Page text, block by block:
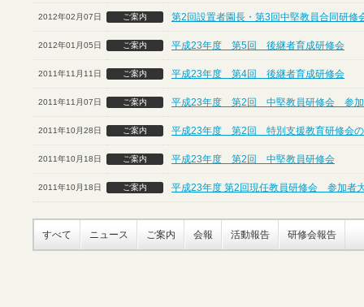
2012年02月07日 ご案内 第2回設置者園長・第3回中堅教員合同研修
2012年01月05日 ご案内 平成23年度 第5回 後継者育成研修会
2011年11月11日 ご案内 平成23年度 第4回 後継者育成研修会
2011年11月07日 ご案内 平成23年度 第2回 中堅教員研修会 参加
2011年10月28日 ご案内 平成23年度 第2回 特別支援教育研修会
2011年10月18日 ご案内 平成23年度 第2回 中堅教員研修会
2011年10月18日 ご案内 平成23年度 第2回現任教員研修会 参加者
すべて ニュース ご案内 会報 活動報告 研修会報告